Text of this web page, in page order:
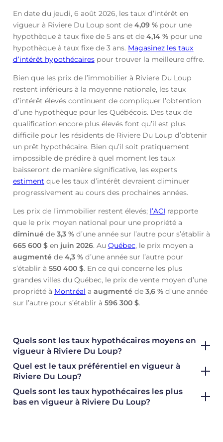
En date du jeudi, 6 août 2026, les taux d’intérêt en
vigueur à Riviere Du Loup sont de 4,09 %pour une
hypothèque à taux fixe de 5 ans et de 4,14 %pour une
hypothèque à taux fixe de 3 ans. Magasinez les taux
d’intérêt hypothécairespour trouver la meilleure offre.
Bien que les prix de l’immobilier à Riviere Du Loup
restent inférieurs à la moyenne nationale, les taux
d’intérêt élevés continuent de compliquer l’obtention
d’une hypothèque pour les Québécois. Des taux de
qualification encore plus élevés font qu’il est plus
difficile pour les résidents de Riviere Du Loup d’obtenir
un prêt hypothécaire. Bien qu’il soit pratiquement
impossible de prédire à quel moment les taux
baisseront de manière significative, les experts
estimentque les taux d’intérêt devraient diminuer
progressivement au cours des prochaines années.
Les prix de l’immobilier restent élevés; l’ACI rapporte
que le prix moyen national pour une propriété a
diminué de 3,3 %d’une année sur l’autre pour s’établir à
665 600 $en juin 2026. Au Québec, le prix moyen a
augmenté de 4,3 %d’une année sur l’autre pour
s’établir à 550 400 $. En ce qui concerne les plus
grandes villes du Québec, le prix de vente moyen d’une
propriété à Montréal a augmenté de 3,6 %d’une année
sur l’autre pour s’établir à 596 300 $.
Quels sont les taux hypothécaires moyens en
vigueur à Riviere Du Loup?
Quel est le taux préférentiel en vigueur à
Riviere Du Loup?
Quels sont les taux hypothécaires les plus
bas en vigueur à Riviere Du Loup?